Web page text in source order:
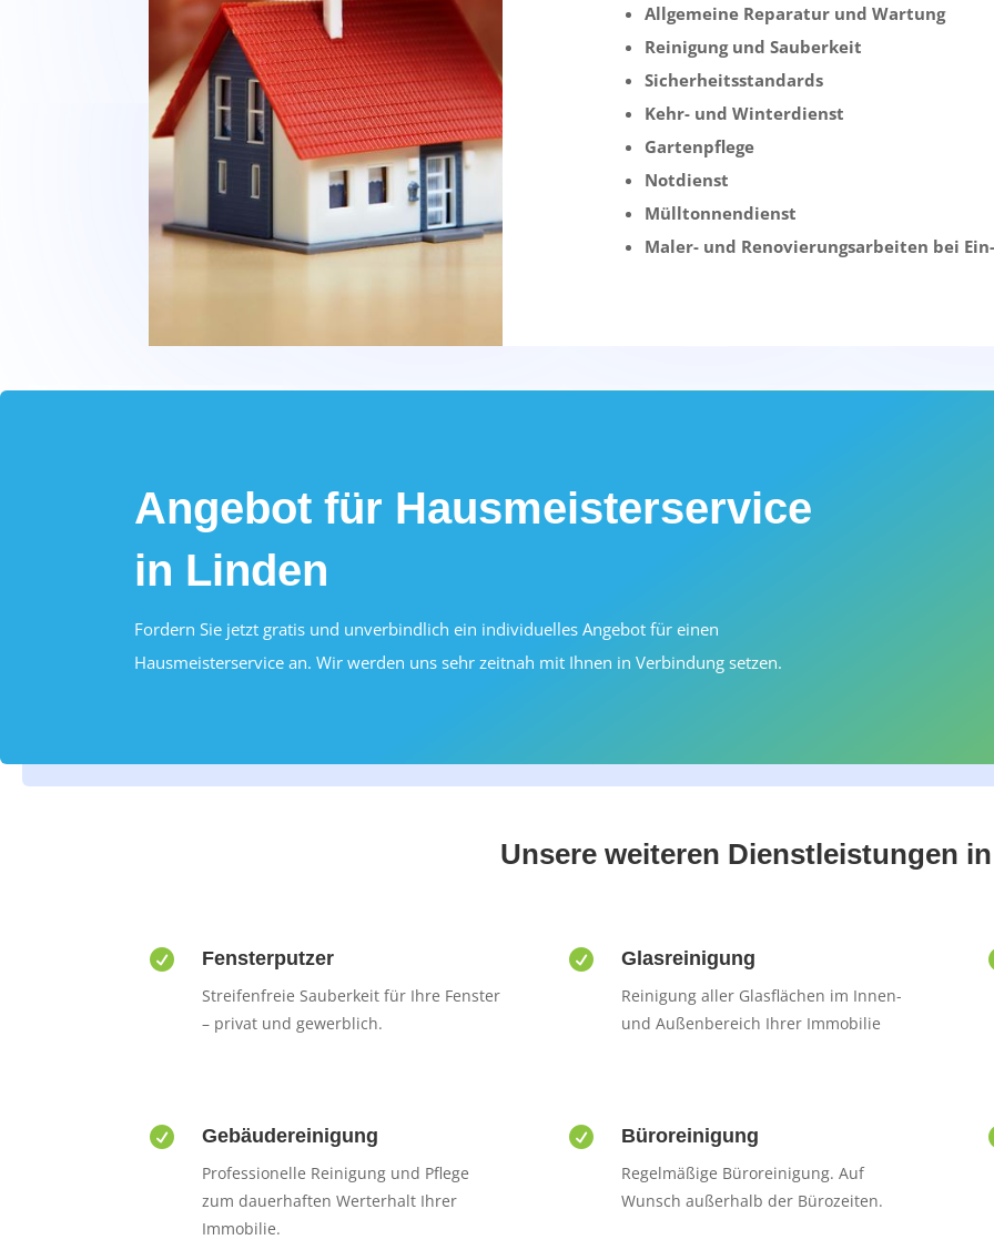
Allgemeine Reparatur und Wartung
Reinigung und Sauberkeit
Sicherheitsstandards
Kehr- und Winterdienst
Gartenpflege
Notdienst
Mülltonnendienst
Maler- und Renovierungsarbeiten bei
Angebot für Hausmeisterservice
in Linden
Fordern Sie jetzt gratis und unverbindlich ein individuelles Angebot für einen
Hausmeisterservice an. Wir werden uns sehr zeitnah mit Ihnen in Verbindung setzen.
Unsere weiteren Dienstleistungen in
 Fensterputzer
Streifenfreie Sauberkeit für Ihre Fenster
– privat und gewerblich.
 Glasreinigung
Reinigung aller Glasflächen im Innen-
und Außenbereich Ihrer Immobilie
 Gebäudereinigung
Professionelle Reinigung und Pflege
zum dauerhaften Werterhalt Ihrer
Immobilie.
 Büroreinigung
Regelmäßige Büroreinigung. Auf
Wunsch außerhalb der Bürozeiten.